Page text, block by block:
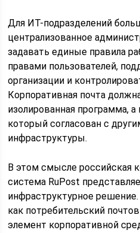
Для ИТ-подразделений
централизованное
задавать единые правила
правами пользователей,
организации и
Корпоративная почта
изолированная программа,
который согласован с
инфраструктуры.
В этом смысле российская
система RuPost
инфраструктурное
как потребительский
элемент корпоративной